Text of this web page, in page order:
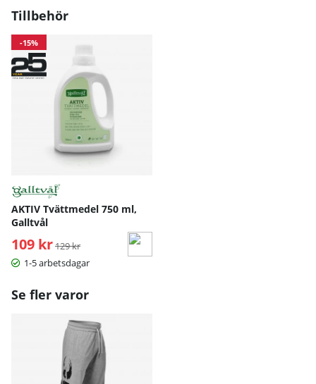
Tillbehör
-15%
AKTIV Tvättmedel 750 ml,
Galltvål
109 kr Ordinarie pris:
129 kr
1-5 arbetsdagar
Se fler varor